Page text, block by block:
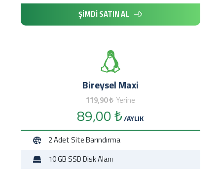
ŞİMDİ SATIN AL
Bireysel Maxi
119,90 ₺ Yerine
89,00 ₺/AYLIK
2 Adet Site Barındırma
10 GB SSD Disk Alanı